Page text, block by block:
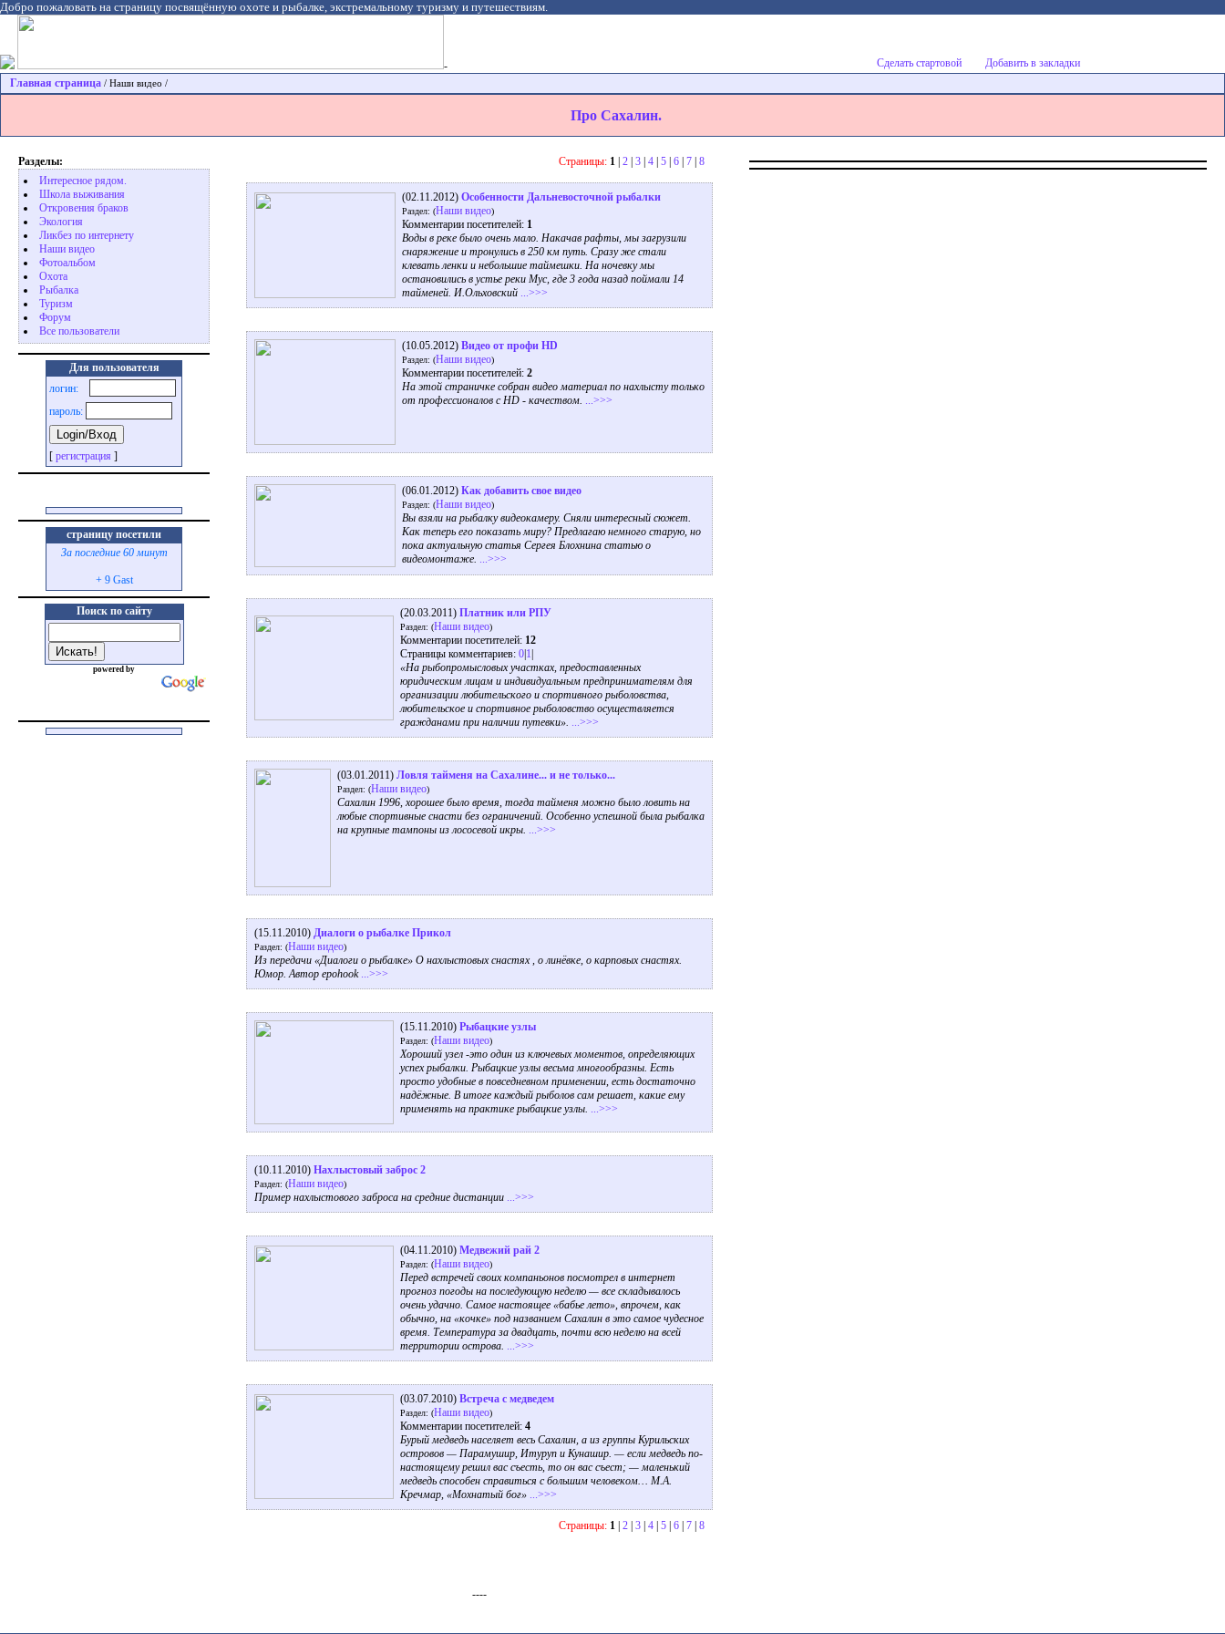
Добро пожаловать на страницу посвящённую охоте и рыбалке, экстремальному туризму и путешествиям.
- Сделать стартовой
Добавить в закладки
Главная страница / Наши видео /
Про Сахалин.
Разделы:
Интересное рядом.
Школа выживания
Откровения браков
Экология
Ликбез по интернету
Наши видео
Фотоальбом
Охота
Pыбалка
Туризм
Форум
Все пользователи
Для пользователя
логин:
пароль:
[ регистрация ]
страницу посетили
За последние 60 минут
+ 9 Gast
Поиск по сайту
powered by
Страницы: 1 2 3 4 5 6 7 8
(02.11.2012) Особенности Дальневосточной рыбалки
Раздел: (Наши видео)
Комментарии посетителей: 1
Воды в реке было очень мало. Накачав рафты, мы загрузили
снаряжение и тронулись в 250 км путь. Сразу же стали
клевать ленки и небольшие таймешки. На ночевку мы
остановились в устье реки Мус, где 3 года назад поймали 14
тайменей. И.Ольховский ...>>>
(10.05.2012) Видео от профи HD
Раздел: (Наши видео)
Комментарии посетителей: 2
На этой страничке собран видео материал по нахлысту только
от профессионалов с HD - качеством. ...>>>
(06.01.2012) Как добавить свое видео
Раздел: (Наши видео)
Вы взяли на рыбалку видеокамеру. Сняли интересный сюжет.
Как теперь его показать миру? Предлагаю немного старую, но
пока актуальную статья Сергея Блохнина статью о
видеомонтаже. ...>>>
(20.03.2011) Платник или РПУ
Раздел: (Наши видео)
Комментарии посетителей: 12
Страницы комментариев: 0 1
«На рыбопромысловых участках, предоставленных
юридическим лицам и индивидуальным предпринимателям для
организации любительского и спортивного рыболовства,
любительское и спортивное рыболовство осуществляется
гражданами при наличии путевки». ...>>>
(03.01.2011) Ловля тайменя на Сахалине... и не только...
Раздел: (Наши видео)
Сахалин 1996, хорошее было время, тогда тайменя можно было ловить на
любые спортивные снасти без ограничений. Особенно успешной была рыбалка
на крупные тампоны из лососевой икры. ...>>>
(15.11.2010) Диалоги о рыбалке Прикол
Раздел: (Наши видео)
Из передачи «Диалоги о рыбалке» О нахлыстовых снастях , о линёвке, о карповых снастях.
Юмор. Автор epohook ...>>>
(15.11.2010) Рыбацкие узлы
Раздел: (Наши видео)
Хороший узел -это один из ключевых моментов, определяющих
успех рыбалки. Рыбацкие узлы весьма многообразны. Есть
просто удобные в повседневном применении, есть достаточно
надёжные. В итоге каждый рыболов сам решает, какие ему
применять на практике рыбацкие узлы. ...>>>
(10.11.2010) Нахлыстовый заброс 2
Раздел: (Наши видео)
Пример нахлыстового заброса на средние дистанции ...>>>
(04.11.2010) Медвежий рай 2
Раздел: (Наши видео)
Перед встречей своих компаньонов посмотрел в интернет
прогноз погоды на последующую неделю — все складывалось
очень удачно. Самое настоящее «бабье лето», впрочем, как
обычно, на «кочке» под названием Сахалин в это самое чудесное
время. Температура за двадцать, почти всю неделю на всей
территории острова. ...>>>
(03.07.2010) Встреча с медведем
Раздел: (Наши видео)
Комментарии посетителей: 4
Бурый медведь населяет весь Сахалин, а из группы Курильских
островов — Парамушир, Итуруп и Кунашир. — если медведь по-
настоящему решил вас съесть, то он вас съест; — маленький
медведь способен справиться с большим человеком… М.А.
Кречмар, «Мохнатый бог» ...>>>
Страницы: 1 2 3 4 5 6 7 8
----